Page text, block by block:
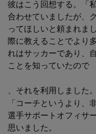
彼はこう回想する。「
合わせていましたが、
ってほしいと頼まれま
際に教えることでより
れはサッカーであり、
ことを知っていたので
、それを利用しました。
「コーチというより、
選手サポートオフィサ
思いました。